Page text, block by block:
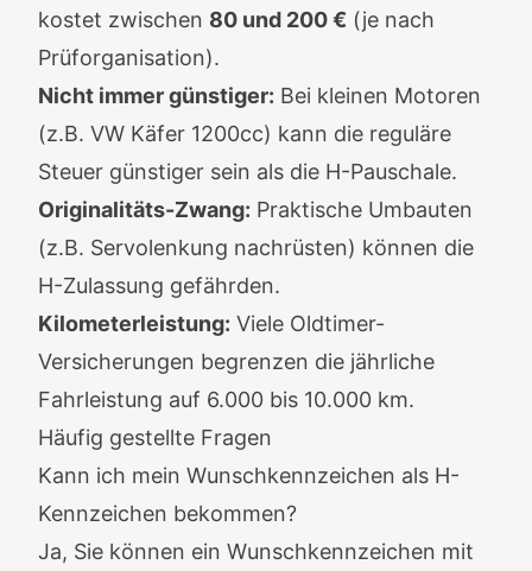
kostet zwischen 80 und 200 € (je nach
Prüforganisation).
Nicht immer günstiger: Bei kleinen Motoren
(z.B. VW Käfer 1200cc) kann die reguläre
Steuer günstiger sein als die H-Pauschale.
Originalitäts-Zwang: Praktische Umbauten
(z.B. Servolenkung nachrüsten) können die
H-Zulassung gefährden.
Kilometerleistung: Viele Oldtimer-
Versicherungen begrenzen die jährliche
Fahrleistung auf 6.000 bis 10.000 km.
Häufig gestellte Fragen
Kann ich mein Wunschkennzeichen als H-
Kennzeichen bekommen?
Ja, Sie können ein Wunschkennzeichen mit